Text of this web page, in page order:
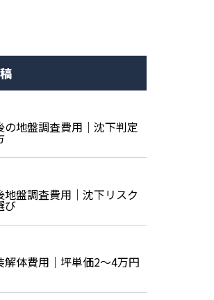
の地盤調査費用｜沈下判定
地盤調査費用｜沈下リスク
び
解体費用｜坪単価2〜4万円